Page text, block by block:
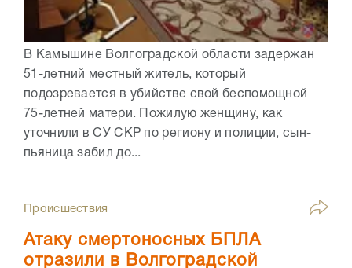
В Камышине Волгоградской области задержан
51-летний местный житель, который
подозревается в убийстве свой беспомощной
75-летней матери. Пожилую женщину, как
уточнили в СУ СКР по региону и полиции, сын-
пьяница забил до...
Происшествия
Атаку смертоносных БПЛА
отразили в Волгоградской